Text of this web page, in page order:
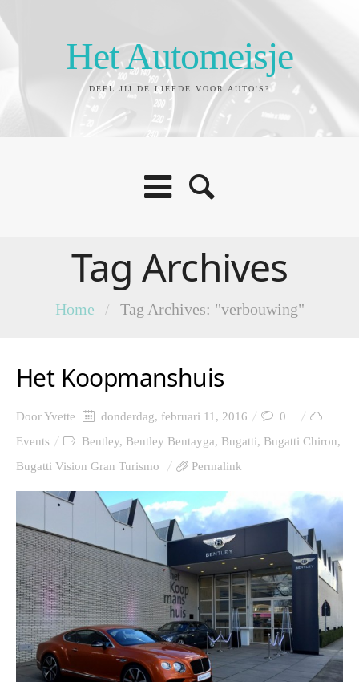
Het Automeisje
DEEL JIJ DE LIEFDE VOOR AUTO'S?
Tag Archives
Home / Tag Archives: "verbouwing"
Het Koopmanshuis
DoorYvette donderdag, februari 11, 2016
0
Events
Bentley, Bentley Bentayga, Bugatti, Bugatti Chiron,
Bugatti Vision Gran Turismo
Permalink